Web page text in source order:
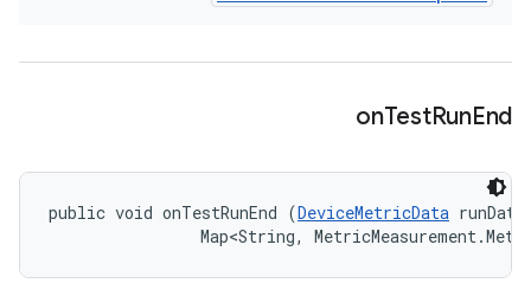
onTestRunEnd
public void onTestRunEnd (DeviceMetricData
Map<String,